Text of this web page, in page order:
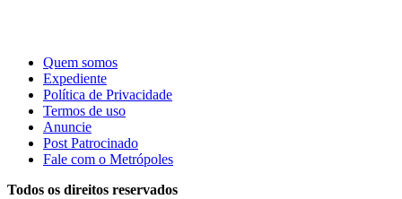
Quem somos
Expediente
Política de Privacidade
Termos de uso
Anuncie
Post Patrocinado
Fale com o Metrópoles
Todos os direitos reservados